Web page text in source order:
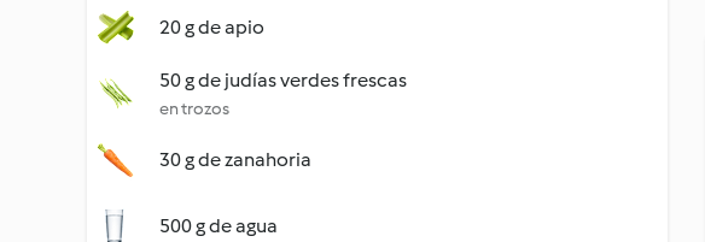
20 g de apio
50 g de judías verdes frescas
en trozos
30 g de zanahoria
500 g de agua